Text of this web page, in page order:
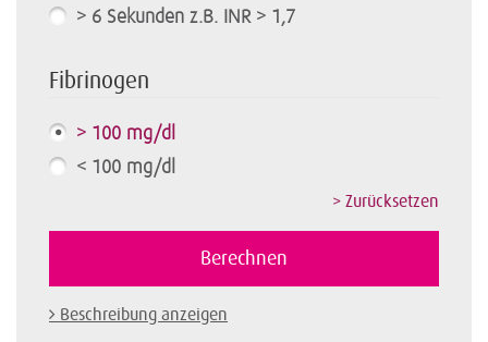
> 6 Sekunden z.B. INR > 1,7
Fibrinogen
> 100 mg/dl
< 100 mg/dl
Beschreibung anzeigen